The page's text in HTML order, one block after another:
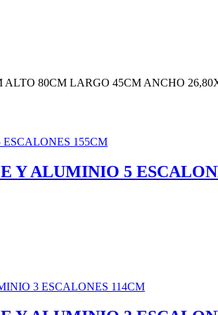
80CM LARGO 45CM ANCHO
Y ALUMINIO 5